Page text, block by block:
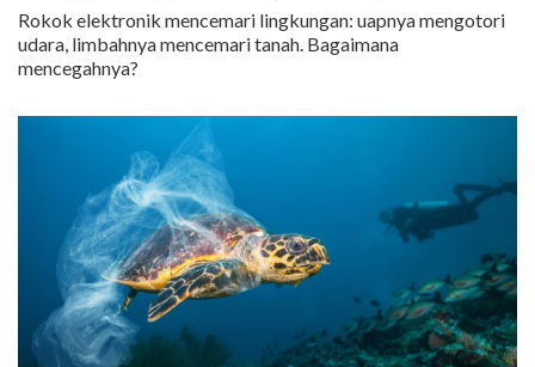
Rokok elektronik mencemari lingkungan: uapnya mengotori
udara, limbahnya mencemari tanah. Bagaimana
mencegahnya?